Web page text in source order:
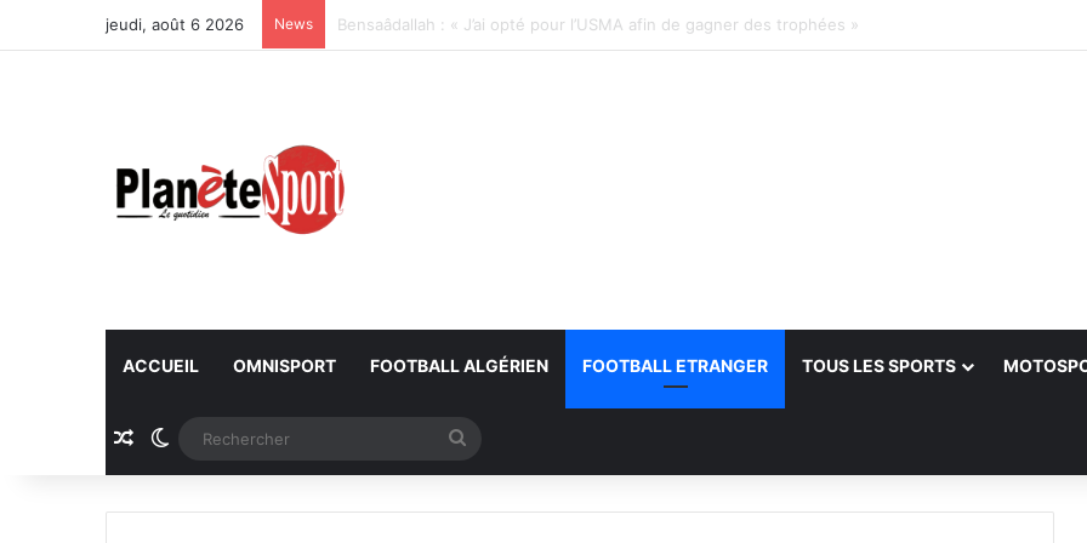
jeudi, août 6 2026 News Bayoud : « Déterminés à aller chercher des nouveaux titres »
ACCUEIL OMNISPORT FOOTBALL ALGÉRIEN FOOTBALL ETRANGER TOUS LES SPORTS
Article Aléatoire
Switch skin